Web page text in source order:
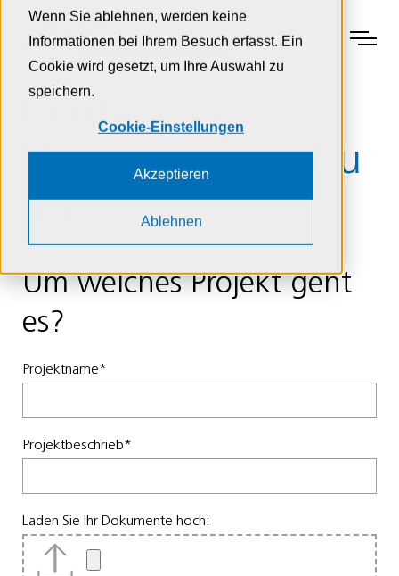
Wenn Sie ablehnen, werden keine
Informationen bei Ihrem Besuch erfasst. Ein
Cookie wird gesetzt, um Ihre Auswahl zu
speichern.
Cookie-Einstellungen
Akzeptieren
Ablehnen
Zur Navigation
Zur Suche
Zum Inhalt
Menu
Kontakt
Unternehmerstiftu
ng
Um welches Projekt geht
es?
Projektname*
Projektbeschrieb*
Laden Sie Ihr Dokumente hoch: